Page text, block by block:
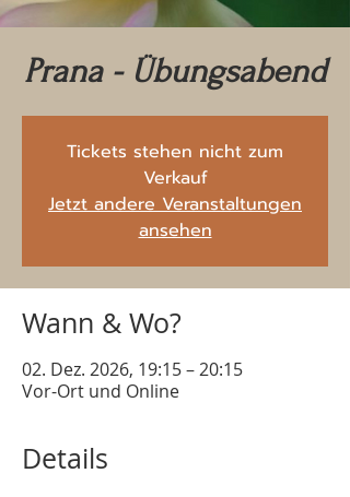
Prana - Übungsabend
Tickets stehen nicht zum
Verkauf
Jetzt andere Veranstaltungen
ansehen
Wann & Wo?
02. Dez. 2026, 19:15 – 20:15
Vor-Ort und Online
Details